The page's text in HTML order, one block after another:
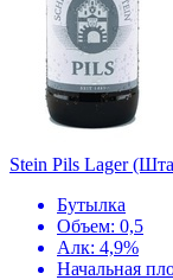
Stein Pils Lager
Бутылка
Объем: 0,5
Алк: 4,9%
Начальная